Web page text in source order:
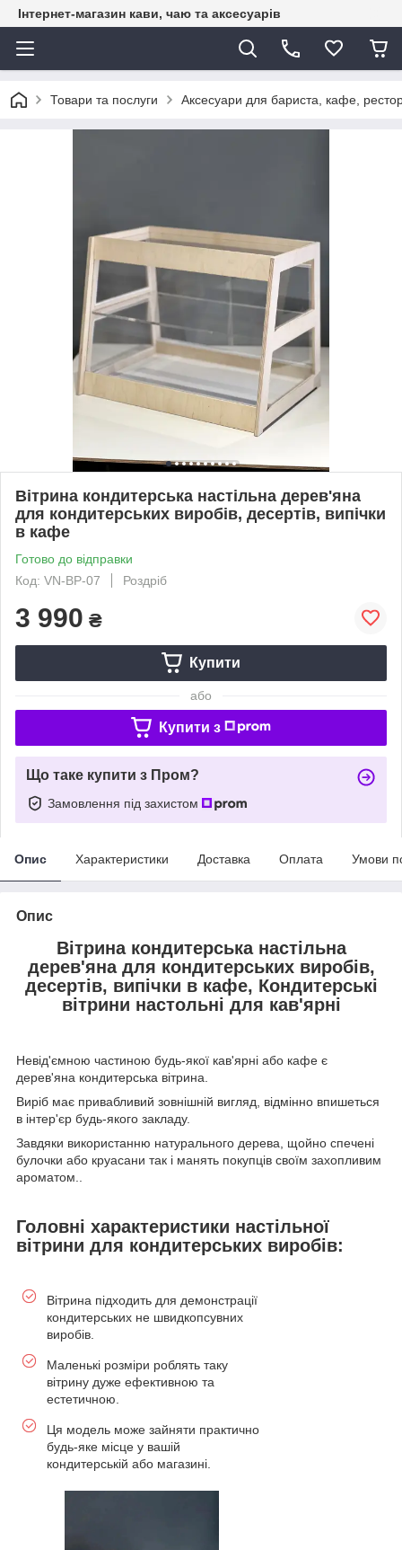
Інтернет-магазин кави, чаю та аксесуарів
Товари та послуги Аксесуари для бариста, кафе,
Вітрина кондитерська настільна дерев'яна
для кондитерських виробів, десертів, випічки
в кафе
Готово до відправки
Код: VN-BP-07
Роздріб
3 990 ₴
Купити
або
Купити з
Що таке купити з Пром?
Замовлення під захистом
Опис Характеристики Доставка Оплата Умови
Опис
Вітрина кондитерська настільна
дерев'яна для кондитерських виробів,
десертів, випічки в кафе, Кондитерські
вітрини настольні для кав'ярні
Невід'ємною частиною будь-якої кав'ярні або кафе є
дерев'яна кондитерська вітрина.
Виріб має привабливий зовнішній вигляд, відмінно впишеться
в інтер'єр будь-якого закладу.
Завдяки використанню натурального дерева, щойно спечені
булочки або круасани так і манять покупців своїм захопливим
ароматом..
Головні характеристики настільної
вітрини для кондитерських виробів:
Вітрина підходить для демонстрації
кондитерських не швидкопсувних
виробів.
Маленькі розміри роблять таку
вітрину дуже ефективною та
естетичною.
Ця модель може зайняти практично
будь-яке місце у вашій
кондитерській або магазині.